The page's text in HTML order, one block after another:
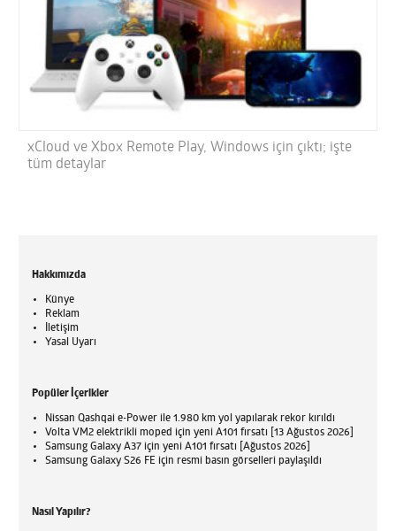
xCloud ve Xbox Remote Play, Windows için çıktı; işte
tüm detaylar
Hakkımızda
Künye
Reklam
İletişim
Yasal Uyarı
Popüler İçerikler
Nissan Qashqai e-Power ile 1.980 km yol yapılarak rekor kırıldı
Volta VM2 elektrikli moped için yeni A101 fırsatı [13 Ağustos 2026]
Samsung Galaxy A37 için yeni A101 fırsatı [Ağustos 2026]
Samsung Galaxy S26 FE için resmi basın görselleri paylaşıldı
Nasıl Yapılır?